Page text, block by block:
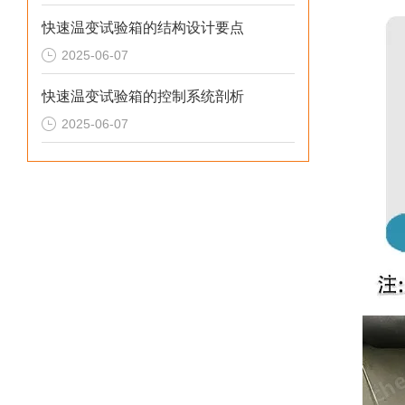
快速温变试验箱的结构设计要点
2025-06-07
快速温变试验箱的控制系统剖析
2025-06-07